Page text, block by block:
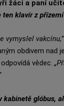
žáci a paní
ten klavír z
vymyslel vakcínu,”
obdivem nad
vědec.
kabinetě glóbus,